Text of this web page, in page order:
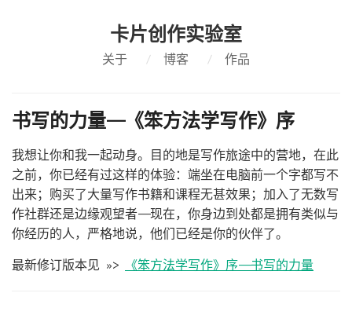
卡片创作实验室
关于 / 博客 / 作品
书写的力量——《笨方法学写作》序
我想让你和我一起动身。目的地是写作旅途中的营地，在此
之前，你已经有过这样的体验：端坐在电脑前一个字都写不
出来；购买了大量写作书籍和课程无甚效果；加入了无数写
作社群还是边缘观望者——现在，你身边到处都是拥有类似与
你经历的人，严格地说，他们已经是你的伙伴了。
最新修订版本见 »> 《笨方法学写作》序——书写的力量